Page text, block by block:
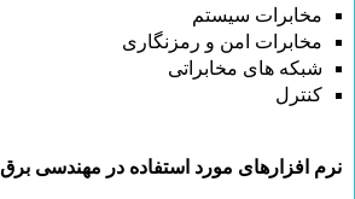
مخابرات سیستم
مخابرات امن و رمزنگاری
شبکه های مخابراتی
کنترل
نرم افزارهای مورد استفاده در مهندسی برق